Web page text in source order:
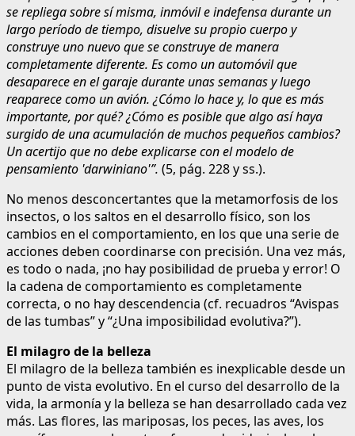
se repliega sobre sí misma, inmóvil e indefensa durante un
largo período de tiempo, disuelve su propio cuerpo y
construye uno nuevo que se construye de manera
completamente diferente. Es como un automóvil que
desaparece en el garaje durante unas semanas y luego
reaparece como un avión. ¿Cómo lo hace y, lo que es más
importante, por qué? ¿Cómo es posible que algo así haya
surgido de una acumulación de muchos pequeños cambios?
Un acertijo que no debe explicarse con el modelo de
pensamiento 'darwiniano'”. (5, pág. 228 y ss.).
No menos desconcertantes que la metamorfosis de los
insectos, o los saltos en el desarrollo físico, son los
cambios en el comportamiento, en los que una serie de
acciones deben coordinarse con precisión. Una vez más,
es todo o nada, ¡no hay posibilidad de prueba y error! O
la cadena de comportamiento es completamente
correcta, o no hay descendencia (cf. recuadros “Avispas
de las tumbas” y “¿Una imposibilidad evolutiva?”).
El milagro de la belleza
El milagro de la belleza también es inexplicable desde un
punto de vista evolutivo. En el curso del desarrollo de la
vida, la armonía y la belleza se han desarrollado cada vez
más. Las flores, las mariposas, los peces, las aves, los